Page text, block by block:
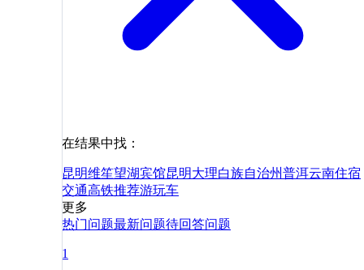
在结果中找：
昆明维笙望湖宾馆昆明大理白族自治州普洱云南住宿
交通高铁推荐游玩车
更多
热门问题最新问题待回答问题
1